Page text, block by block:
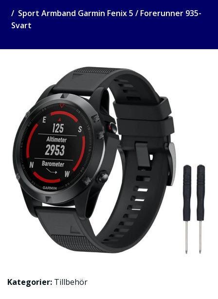
Sport Armband Garmin Fenix 5 / Forerunner 935-
Svart
Kategorier: Tillbehör